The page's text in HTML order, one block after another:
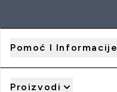
Pomoć I Informacije
Proizvodi